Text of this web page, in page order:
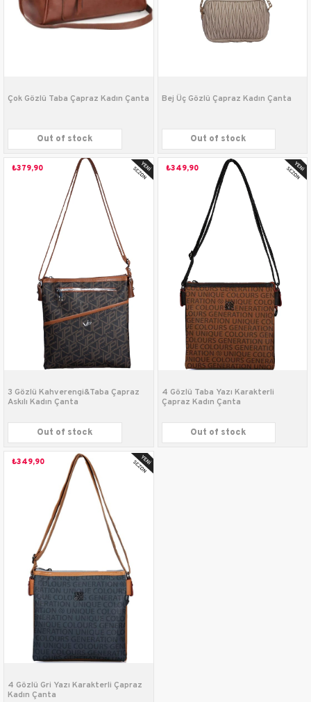
Out of stock
Çok Gözlü Taba Çapraz Kadın Çanta
Out of stock
Bej Üç Gözlü Çapraz Kadın Çanta
Out of stock
3 Gözlü Kahverengi&Taba Çapraz
Askılı Kadın Çanta
₺379,90
Out of stock
4 Gözlü Taba Yazı Karakterli
Çapraz Kadın Çanta
₺349,90
4 Gözlü Gri Yazı Karakterli Çapraz
Kadın Çanta
₺349,90